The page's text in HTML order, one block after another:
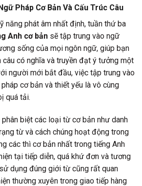
Pháp Cơ Bản Và Cấu Trúc Câu
năng phát âm nhất định, tuần thứ ba
Anh cơ bản sẽ tập trung vào ngữ
sống của mọi ngôn ngữ, giúp bạn
câu có nghĩa và truyền đạt ý tưởng một
người mới bắt đầu, việc tập trung vào
cơ bản và thiết yếu là vô cùng
quá tải.
biệt các loại từ cơ bản như danh
từ và cách chúng hoạt động trong
các thì cơ bản nhất trong tiếng Anh
tại tiếp diễn, quá khứ đơn và tương
dụng đúng giới từ cũng rất quan
thường xuyên trong giao tiếp hàng